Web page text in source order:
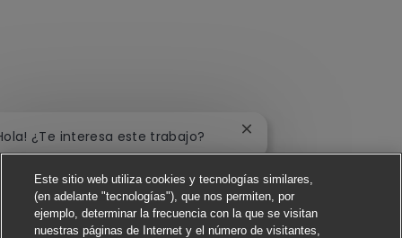
Este sitio web utiliza cookies y tecnologías similares,
(en adelante "tecnologías"), que nos permiten, por
ejemplo, determinar la frecuencia con la que se visitan
nuestras páginas de Internet y el número de visitantes,
¿Te interesa este trabajo? Cerrar notificación de
Me interesa
Buscar trabajos similares